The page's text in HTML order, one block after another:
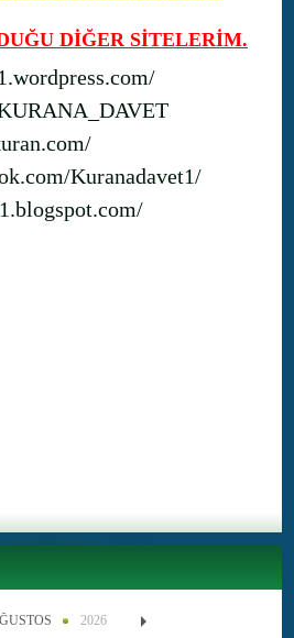
DİĞER SİTELERİM.
Kuranadavet1/